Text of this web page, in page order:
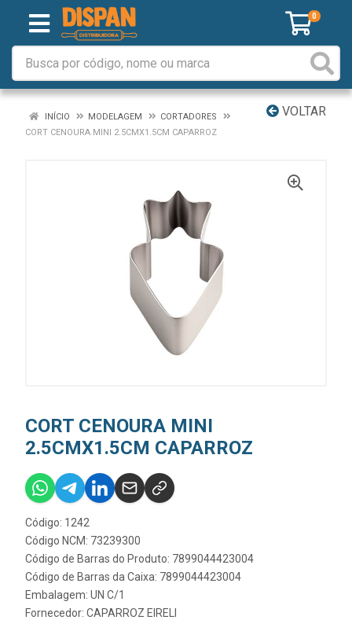
0
VOLTAR
INÍCIO MODELAGEM
CORTADORES
CORT CENOURA MINI 2.5CMX1.5CM CAPARROZ
CORT CENOURA MINI
2.5CMX1.5CM CAPARROZ
Código: 1242
Código NCM: 73239300
Código de Barras do Produto: 7899044423004
Código de Barras da Caixa: 7899044423004
Embalagem: UN C/1
Fornecedor: CAPARROZ EIRELI